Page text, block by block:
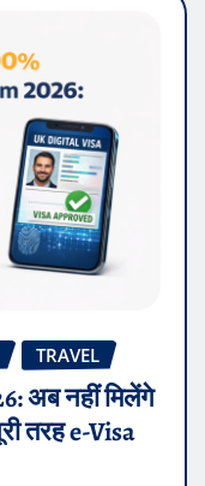
TRAVEL
अब नहीं मिलेंगे
तरह e-Visa